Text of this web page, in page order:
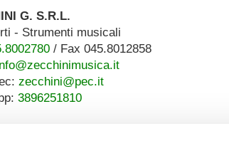
G. S.R.L.
- Strumenti musicali
/ Fax 045.8012858
zecchini@pec.it
3896251810